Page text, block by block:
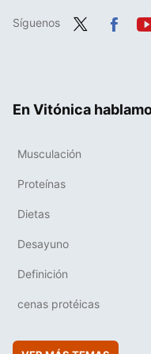
Síguenos
En Vitónica
Musculación
Proteínas
Dietas
Desayuno
Definición
cenas protéicas